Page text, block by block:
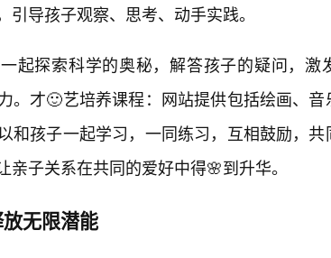
导孩子观察、思考、动手实践。
起探索科学的奥秘，解答孩子的疑问，激
。才🙂艺培养课程：网站提供包括绘画、
和孩子一起学习，一同练习，互相鼓励，
亲子关系在共同的爱好中得🌸到升华。
无限潜能